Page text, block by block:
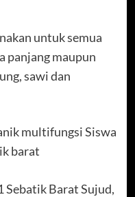
untuk semua
panjang maupun
sawi dan
multifungsi Siswa
barat
Sebatik Barat Sujud,